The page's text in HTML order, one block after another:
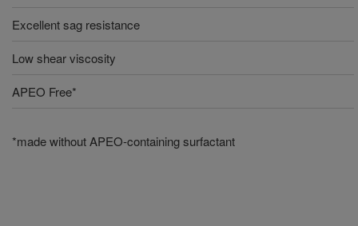
Excellent sag resistance
Low shear viscosity
APEO Free*
*made without APEO-containing surfactant